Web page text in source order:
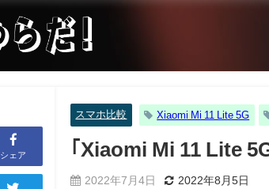
シェア
スマホ比較 Xiaomi Mi 11 Lite 5G
｢Xiaomi Mi 11 Lite
2022年7月4日 2022年8月5日